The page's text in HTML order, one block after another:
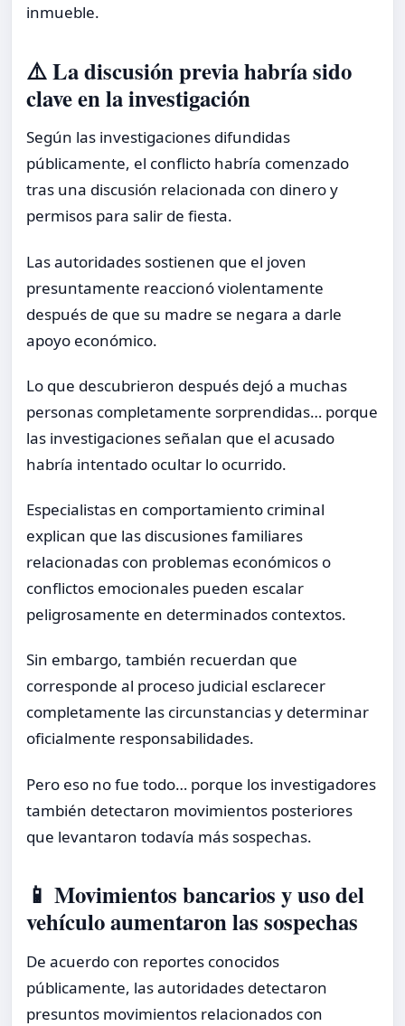
inmueble.
⚠️ La discusión previa habría sido
clave en la investigación
Según las investigaciones difundidas
públicamente, el conflicto habría comenzado
tras una discusión relacionada con dinero y
permisos para salir de fiesta.
Las autoridades sostienen que el joven
presuntamente reaccionó violentamente
después de que su madre se negara a darle
apoyo económico.
Lo que descubrieron después dejó a muchas
personas completamente sorprendidas… porque
las investigaciones señalan que el acusado
habría intentado ocultar lo ocurrido.
Especialistas en comportamiento criminal
explican que las discusiones familiares
relacionadas con problemas económicos o
conflictos emocionales pueden escalar
peligrosamente en determinados contextos.
Sin embargo, también recuerdan que
corresponde al proceso judicial esclarecer
completamente las circunstancias y determinar
oficialmente responsabilidades.
Pero eso no fue todo… porque los investigadores
también detectaron movimientos posteriores
que levantaron todavía más sospechas.
📱 Movimientos bancarios y uso del
vehículo aumentaron las sospechas
De acuerdo con reportes conocidos
públicamente, las autoridades detectaron
presuntos movimientos relacionados con